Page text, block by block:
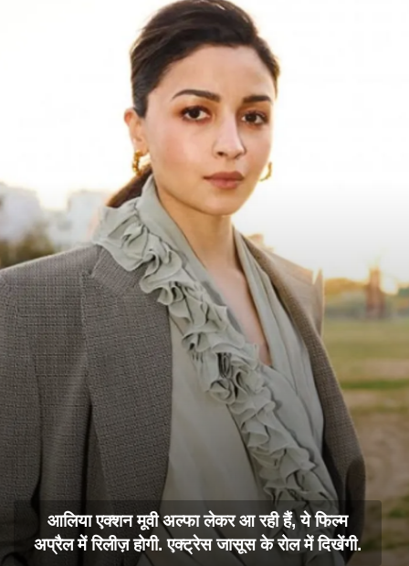
आलिया एक्शन मूवी अल्फा लेकर आ रही हैं, ये फिल्म
अप्रैल में रिलीज़ होगी. एक्ट्रेस जासूस के रोल में दिखेंगी.